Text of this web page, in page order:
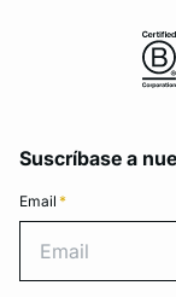
Suscríbase a
Email *